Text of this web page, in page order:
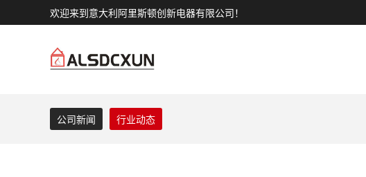
欢迎来到意大利阿里斯顿创新电器有限公司！
公司新闻 行业动态